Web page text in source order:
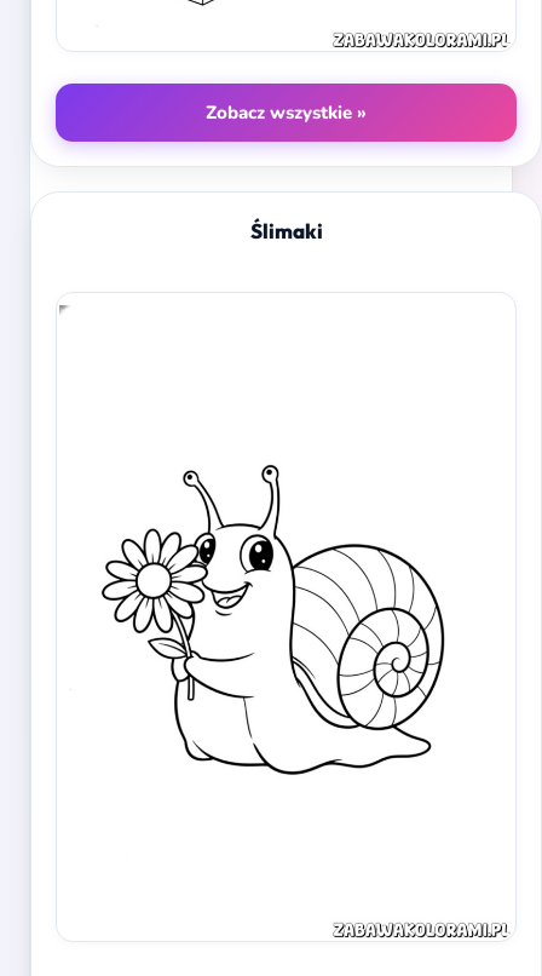
Zobacz wszystkie »
Ślimaki